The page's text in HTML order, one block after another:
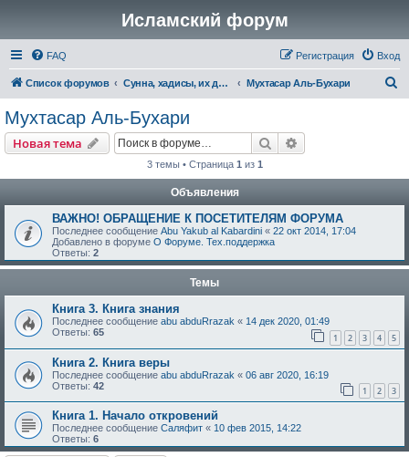
Исламский форум
FAQ Вход
Регистрация
Список форумов Сунна, хадисы, их достоверность и понимание Мухтасар Аль-Бухари
Мухтасар Аль-Бухари
Новая тема Поиск
3 темы • Страница 1 из 1
Объявления
ВАЖНО! ОБРАЩЕНИЕ К ПОСЕТИТЕЛЯМ ФОРУМА
Последнее сообщение Abu Yakub al Kabardini « 22 окт 2014, 17:04
Добавлено в форуме О Форуме. Тех.поддержка
Ответы: 2
Темы
Книга 3. Книга знания
Последнее сообщение abu abduRrazak « 14 дек 2020, 01:49
Ответы: 65 1 2 3 4 5
Книга 2. Книга веры
Последнее сообщение abu abduRrazak « 06 авг 2020, 16:19
Ответы: 42 1 2 3
Книга 1. Начало откровений
Последнее сообщение Саляфит « 10 фев 2015, 14:22
Ответы: 6